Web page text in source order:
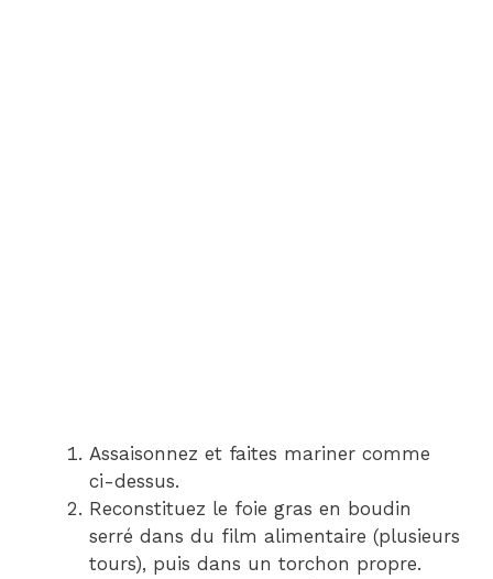
Assaisonnez et faites mariner comme
ci-dessus.
Reconstituez le foie gras en boudin
serré dans du film alimentaire (plusieurs
tours), puis dans un torchon propre.